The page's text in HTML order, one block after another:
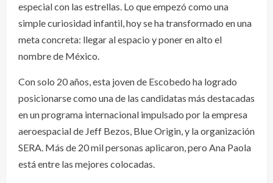
especial con las estrellas. Lo que empezó como una
simple curiosidad infantil, hoy se ha transformado en una
meta concreta: llegar al espacio y poner en alto el
nombre de México.
Con solo 20 años, esta joven de Escobedo ha logrado
posicionarse como una de las candidatas más destacadas
en un programa internacional impulsado por la empresa
aeroespacial de Jeff Bezos, Blue Origin, y la organización
SERA. Más de 20 mil personas aplicaron, pero Ana Paola
está entre las mejores colocadas.